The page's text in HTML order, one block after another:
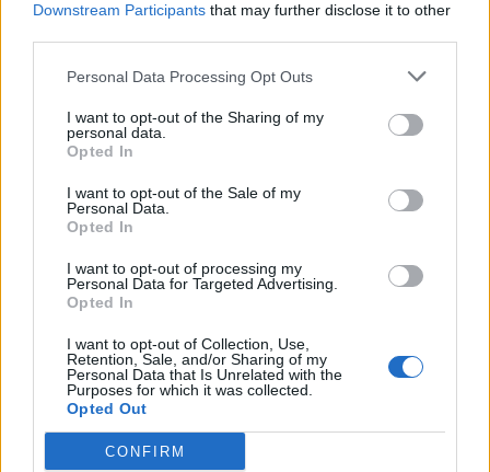
Downstream Participants that may further disclose it to other
Personal Data Processing Opt Outs
I want to opt-out of the Sharing of my
personal data.
Opted In
I want to opt-out of the Sale of my
Personal Data.
Opted In
I want to opt-out of processing my
Personal Data for Targeted Advertising.
Opted In
I want to opt-out of Collection, Use,
Retention, Sale, and/or Sharing of my
Personal Data that Is Unrelated with the
Purposes for which it was collected.
Opted Out
CONFIRM
05/06/2023
SCONTRO SUI DIRITTI
"Promuove comportamenti
illegali". Roma Pride, Regione
Lazio revoca patrocinio
05/06/2023
Nel Lazio ballottaggi senza
storia: 4-0 per un centrodestra
30/05/2023
ZTL DI ROMA
Bisogna rivedere tutto: Rocca